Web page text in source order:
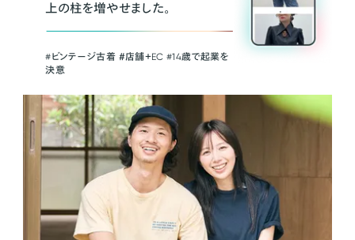
上の柱を増やせました。
#ビンテージ古着 ＃店舗＋EC #14歳で起業を
決意